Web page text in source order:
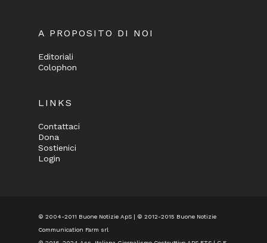
A PROPOSITO DI NOI
Editoriali
Colophon
LINKS
Contattaci
Dona
Sostienici
Login
© 2004-2011 Buone Notizie ApS | © 2012-2015 Buone Notizie
Communication Farm srl